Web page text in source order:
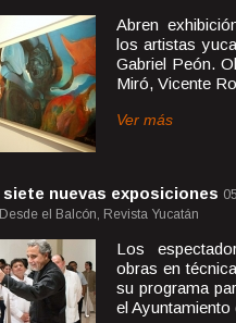
Abren
los artistas
Gabriel Peón.
Miró, Vicente
Ver más
siete nuevas exposiciones
el Balcón, Revista Yucatán
Los
obras en
su programa
el Ayuntamiento